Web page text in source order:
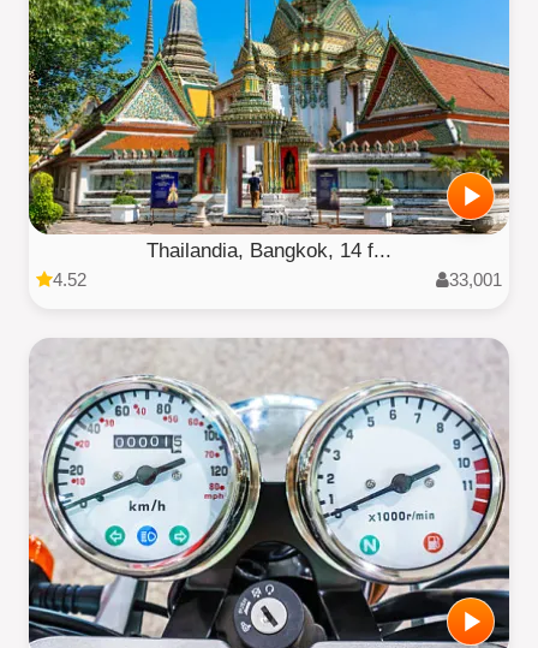
Thailandia, Bangkok, 14 f...
4.52 33,001